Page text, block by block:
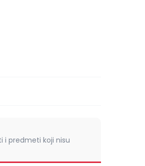
i predmeti koji nisu